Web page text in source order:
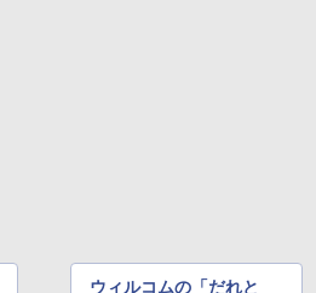
ウィルコムの「だれと